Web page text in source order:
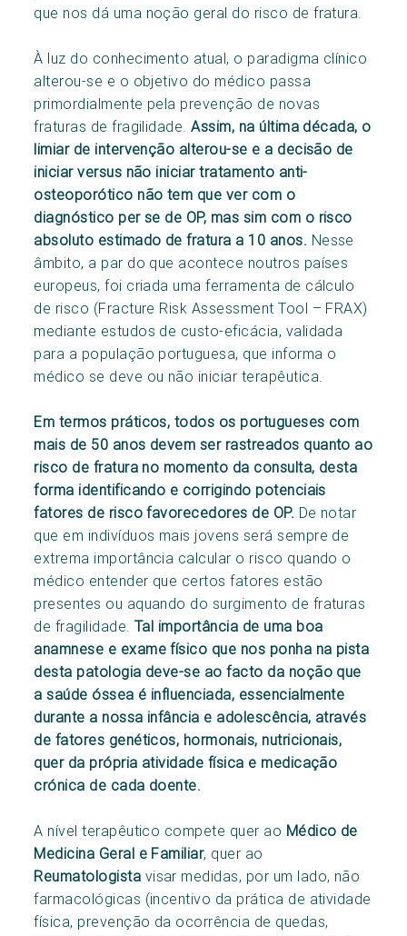
que nos dá uma noção geral do risco de fratura.
À luz do conhecimento atual, o paradigma clínico
alterou-se e o objetivo do médico passa
primordialmente pela prevenção de novas
fraturas de fragilidade.Assim, na última década, o
limiar de intervenção alterou-se e a decisão de
iniciar versus não iniciar tratamento anti-
osteoporótico não tem que ver com o
diagnóstico per se de OP, mas sim com o risco
absoluto estimado de fratura a 10 anos. Nesse
âmbito, a par do que acontece noutros países
europeus, foi criada uma ferramenta de cálculo
de risco (Fracture Risk Assessment Tool – FRAX)
mediante estudos de custo-eficácia, validada
para a população portuguesa, que informa o
médico se deve ou não iniciar terapêutica.
Em termos práticos, todos os portugueses com
mais de 50 anos devem ser rastreados quanto ao
risco de fratura no momento da consulta, desta
forma identificando e corrigindo potenciais
fatores de risco favorecedores de OP. De notar
que em indivíduos mais jovens será sempre de
extrema importância calcular o risco quando o
médico entender que certos fatores estão
presentes ou aquando do surgimento de fraturas
de fragilidade.Tal importância de uma boa
anamnese e exame físico que nos ponha na pista
desta patologia deve-se ao facto da noção que
a saúde óssea é influenciada, essencialmente
durante a nossa infância e adolescência, através
de fatores genéticos, hormonais, nutricionais,
quer da própria atividade física e medicação
crónica de cada doente.
A nível terapêutico compete quer ao Médico de
Medicina Geral e Familiar, quer ao
Reumatologista visar medidas, por um lado, não
farmacológicas (incentivo da prática de atividade
física, prevenção da ocorrência de quedas,